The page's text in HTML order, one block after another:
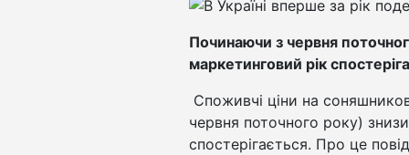
Починаючи з червня
маркетинговий рік
Споживчі ціни на
червня поточного року)
спостерігається. Про це